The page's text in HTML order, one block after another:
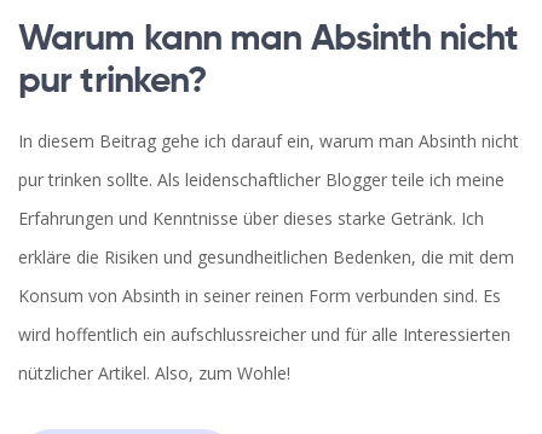
Warum kann man Absinth nicht
pur trinken?
In diesem Beitrag gehe ich darauf ein, warum man Absinth nicht
pur trinken sollte. Als leidenschaftlicher Blogger teile ich meine
Erfahrungen und Kenntnisse über dieses starke Getränk. Ich
erkläre die Risiken und gesundheitlichen Bedenken, die mit dem
Konsum von Absinth in seiner reinen Form verbunden sind. Es
wird hoffentlich ein aufschlussreicher und für alle Interessierten
nützlicher Artikel. Also, zum Wohle!